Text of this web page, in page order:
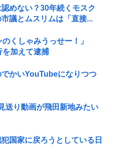
めない？30年続くモスク
議とムスリムは「直接...
くしゃみうっせー！」
加えて逮捕
かいYouTubeになりつつ
送り動画が飛田新地みたい
国家に戻ろうとしている日